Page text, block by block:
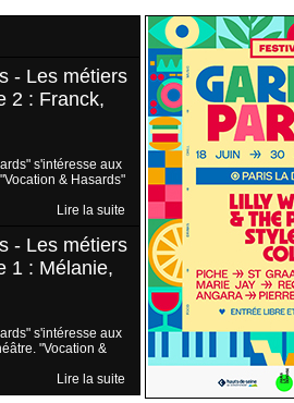
- Les métiers
2 : Franck,
s'intéresse aux
& Hasards"
Lire la suite
- Les métiers
1 : Mélanie,
s'intéresse aux
"Vocation &
Lire la suite